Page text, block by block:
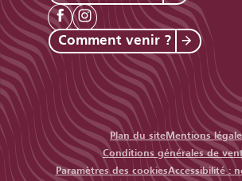
Comment venir ?
Plan du siteMentions
Conditions générales de
Paramètres des cookiesAccessibilité :